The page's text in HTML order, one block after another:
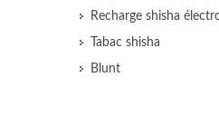
Recharge shisha
Tabac shisha
Blunt